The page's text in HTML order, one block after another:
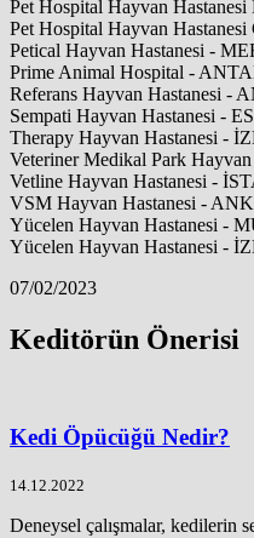
Pet Hospital Hayvan
Pet Hospital Hayvan
Petical Hayvan Hastanesi -
Prime Animal Hospital -
Referans Hayvan Hastanesi -
Sempati Hayvan Hastanesi -
Therapy Hayvan Hastanesi -
Veteriner Medikal Park
Vetline Hayvan Hastanesi -
VSM Hayvan Hastanesi -
Yücelen Hayvan Hastanesi -
Yücelen Hayvan Hastanesi -
07/02/2023
Keditörün Önerisi
Kedi Öpücüğü Nedir?
14.12.2022
Deneysel çalışmalar, kedilerin